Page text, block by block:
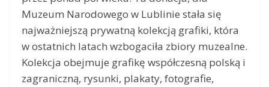
Muzeum Narodowego w Lublinie stała się
najważniejszą prywatną kolekcją grafiki, która
w ostatnich latach wzbogaciła zbiory muzealne.
Kolekcja obejmuje grafikę współczesną polską i
zagraniczną, rysunki, plakaty, fotografie,